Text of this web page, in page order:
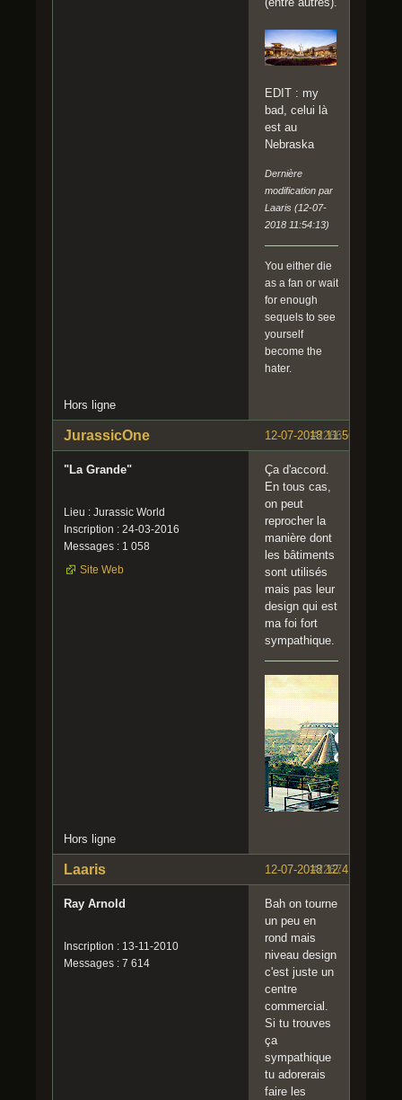
EDIT : my
bad, celui là
est au
Nebraska
Dernière
modification par
Laaris (12-07-
2018 11:54:13)
You either die
as a fan or wait
for enough
sequels to see
yourself
become the
hater.
Hors ligne
#2266
12-07-2018 11:56:33
JurassicOne
"La Grande"
Lieu : Jurassic World
Inscription : 24-03-2016
Messages : 1 058
Site Web
Ça d'accord.
En tous cas,
on peut
reprocher la
manière dont
les bâtiments
sont utilisés
mais pas leur
design qui est
ma foi fort
sympathique.
Hors ligne
#2267
12-07-2018 12:41:08
Laaris
Ray Arnold
Inscription : 13-11-2010
Messages : 7 614
Bah on tourne
un peu en
rond mais
niveau design
c'est juste un
centre
commercial.
Si tu trouves
ça
sympathique
tu adorerais
faire les